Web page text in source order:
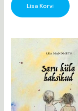
Lisa Korvi